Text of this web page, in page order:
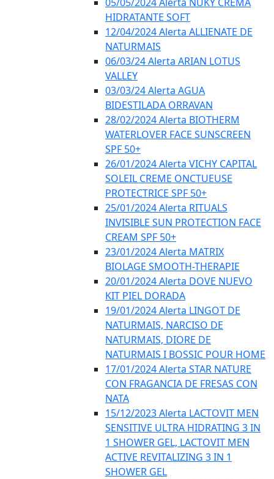
HIDRATANTE SOFT
12/04/2024 Alerta ALLIENATE DE
NATURMAIS
06/03/24 Alerta ARIAN LOTUS
VALLEY
03/03/24 Alerta AGUA
BIDESTILADA ORRAVAN
28/02/2024 Alerta BIOTHERM
WATERLOVER FACE SUNSCREEN
SPF 50+
26/01/2024 Alerta VICHY CAPITAL
SOLEIL CREME ONCTUEUSE
PROTECTRICE SPF 50+
25/01/2024 Alerta RITUALS
INVISIBLE SUN PROTECTION FACE
CREAM SPF 50+
23/01/2024 Alerta MATRIX
BIOLAGE SMOOTH-THERAPIE
20/01/2024 Alerta DOVE NUEVO
KIT PIEL DORADA
19/01/2024 Alerta LINGOT DE
NATURMAIS, NARCISO DE
NATURMAIS, DIORE DE
NATURMAIS I BOSSIC POUR HOME
17/01/2024 Alerta STAR NATURE
CON FRAGANCIA DE FRESAS CON
NATA
15/12/2023 Alerta LACTOVIT MEN
SENSITIVE ULTRA HIDRATING 3 IN
1 SHOWER GEL, LACTOVIT MEN
ACTIVE REVITALIZING 3 IN 1
SHOWER GEL